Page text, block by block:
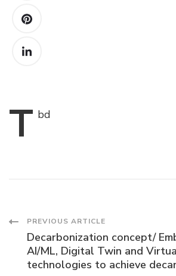
T bd
Post
Navigation
PREVIOUS ARTICLE
Decarbonization concept/
AI/ML, Digital Twin and
technologies to achieve